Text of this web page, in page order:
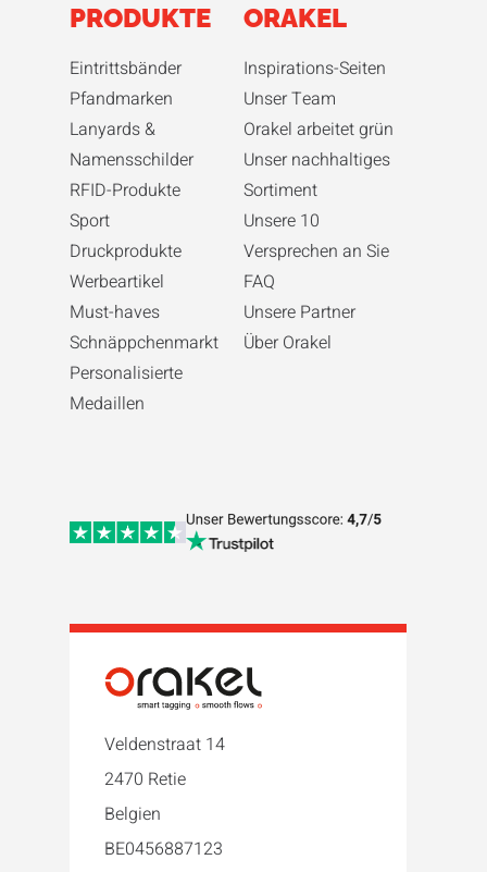
PRODUKTE
Eintrittsbänder
Pfandmarken
Lanyards &
Namensschilder
RFID-Produkte
Sport
Druckprodukte
Werbeartikel
Must-haves
Schnäppchenmarkt
Personalisierte
Medaillen
ORAKEL
Inspirations-Seiten
Unser Team
Orakel arbeitet grün
Unser nachhaltiges
Sortiment
Unsere 10
Versprechen an Sie
FAQ
Unsere Partner
Über Orakel
Veldenstraat 14
2470 Retie
Belgien
BE0456887123